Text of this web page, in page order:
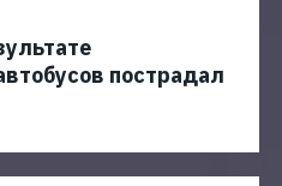
пострадал